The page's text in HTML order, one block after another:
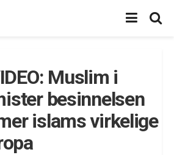
Muslim i
besinnelsen
islams virkelige